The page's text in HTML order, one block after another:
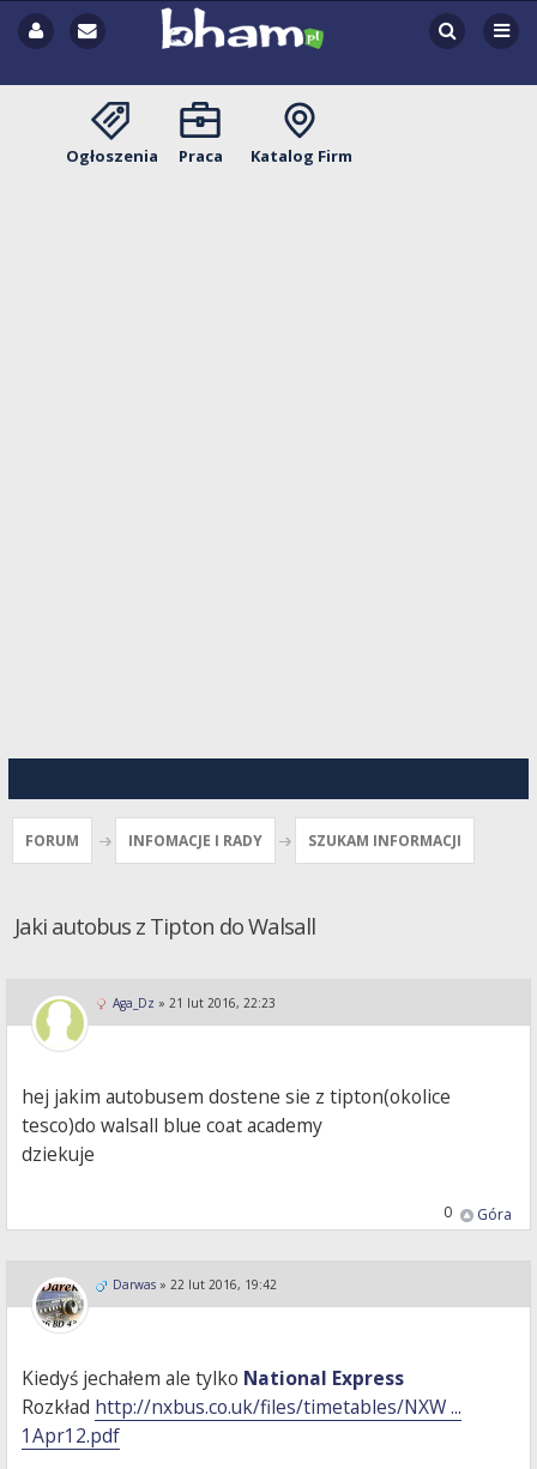
Ogłoszenia Praca Katalog Firm
FORUM INFOMACJE I RADY SZUKAM INFORMACJI
Jaki autobus z Tipton do Walsall
Aga_Dz » 21 lut 2016, 22:23
hej jakim autobusem dostene sie z tipton(okolice
tesco)do walsall blue coat academy
dziekuje
Góra
0
Darwas » 22 lut 2016, 19:42
Kiedyś jechałem ale tylko National Express
Rozkład http://nxbus.co.uk/files/timetables/NXW ...
1Apr12.pdf